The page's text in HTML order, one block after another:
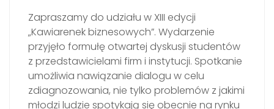
Zapraszamy do udziału w XIII edycji
„Kawiarenek biznesowych”. Wydarzenie
przyjęło formułę otwartej dyskusji studentów
z przedstawicielami firm i instytucji. Spotkanie
umożliwia nawiązanie dialogu w celu
zdiagnozowania, nie tylko problemów z jakimi
młodzi ludzie spotykają się obecnie na rynku